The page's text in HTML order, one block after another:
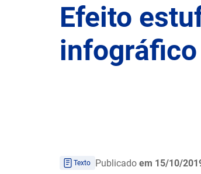
Efeito
infográfico
Texto Publicado em 15/10/